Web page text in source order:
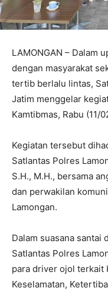
LAMONGAN – Dalam
dengan masyarakat
tertib berlalu lintas,
Jatim menggelar
Kamtibmas, Rabu (11/
Kegiatan tersebut
Satlantas Polres
S.H., M.H., bersama
dan perwakilan
Lamongan.
Dalam suasana santai
Satlantas Polres
para driver ojol terkait
Keselamatan,